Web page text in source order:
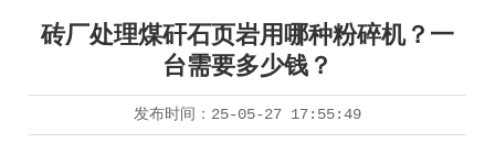
砖厂处理煤矸石页岩用哪种粉碎机？一
台需要多少钱？
发布时间： 25-05-27 17:55:49